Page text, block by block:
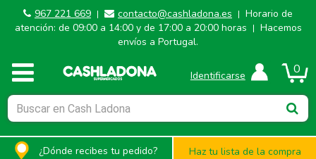
967 221 669 | contacto@cashladona.es | Horario de
atención: de 09:00 a 14:00 y de 17:00 a 20:00 horas
| Hacemos
envíos a Portugal.
0
Identificarse
¿Dónde recibes tu pedido? Haz tu lista de la compra